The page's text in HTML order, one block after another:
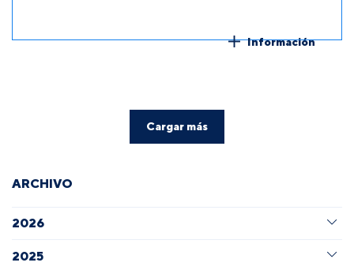
Información
Cargar más
ARCHIVO
2026
2025